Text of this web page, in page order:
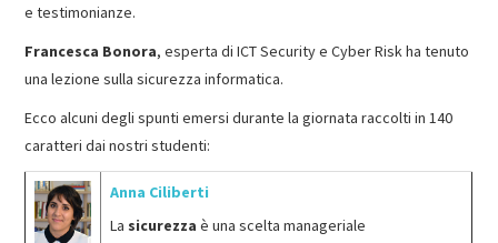
e testimonianze.
Francesca Bonora, esperta di ICT Security e Cyber Risk ha tenuto
una lezione sulla sicurezza informatica.
Ecco alcuni degli spunti emersi durante la giornata raccolti in 140
caratteri dai nostri studenti:
Anna Ciliberti
La sicurezza è una scelta manageriale